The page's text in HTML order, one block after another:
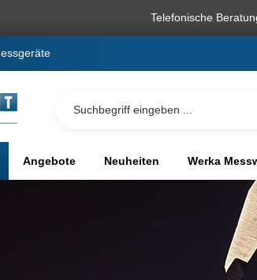
Telefonische
Angebote Neuheiten Werka